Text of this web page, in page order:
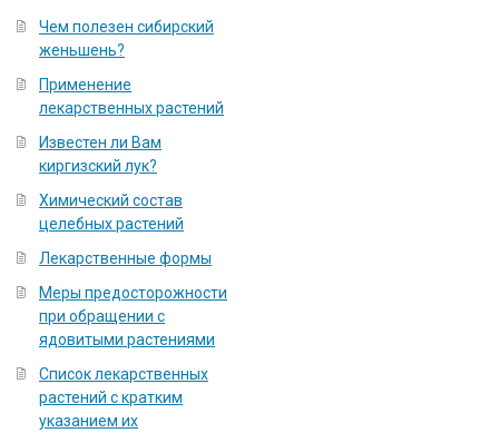
Чем полезен сибирский
женьшень?
Применение
лекарственных растений
Известен ли Вам
киргизский лук?
Химический состав
целебных растений
Лекарственные формы
Меры предосторожности
при обращении с
ядовитыми растениями
Список лекарственных
растений с кратким
указанием их